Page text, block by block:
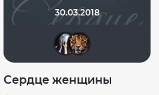
30.03.2018
Сердце женщины